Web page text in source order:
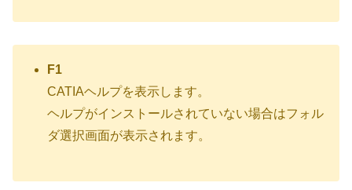
F1
CATIAヘルプを表示します。
ヘルプがインストールされていない場合はフォル
ダ選択画面が表示されます。